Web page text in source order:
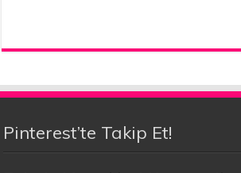
Pinterest’te Takip Et!